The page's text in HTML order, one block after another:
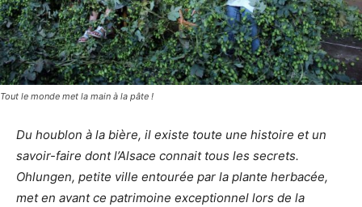
Tout le monde met la main à la pâte !
Du houblon à la bière, il existe toute une histoire et un
savoir-faire dont l’Alsace connait tous les secrets.
Ohlungen, petite ville entourée par la plante herbacée,
met en avant ce patrimoine exceptionnel lors de la